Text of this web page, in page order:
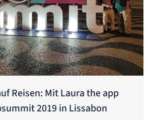
Reisen: Mit Laura the app
2019 in Lissabon